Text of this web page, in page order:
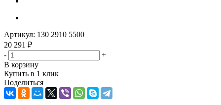
Артикул: 130 2910 5500
20 291 ₽
-
+
В корзину
Купить в 1 клик
Поделиться